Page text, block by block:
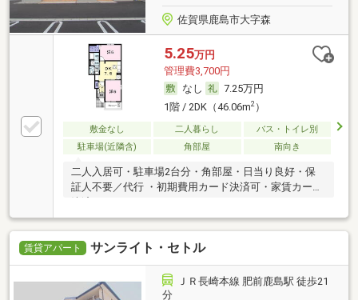
佐賀県鹿島市大字森
5.25万円
管理費3,700円
なし
7.25万円
1階 / 2DK（46.06m2）
敷金なし 二人暮らし
バス・トイレ別
駐車場(近隣含)
角部屋 南向き
二人入居可・駐車場2台分・角部屋・日当り良好・保
証人不要／代行 ・初期費用カード決済可・家賃カード
賃貸アパート サンライト・セトル
ＪＲ長崎本線 肥前鹿島駅 徒歩21
分